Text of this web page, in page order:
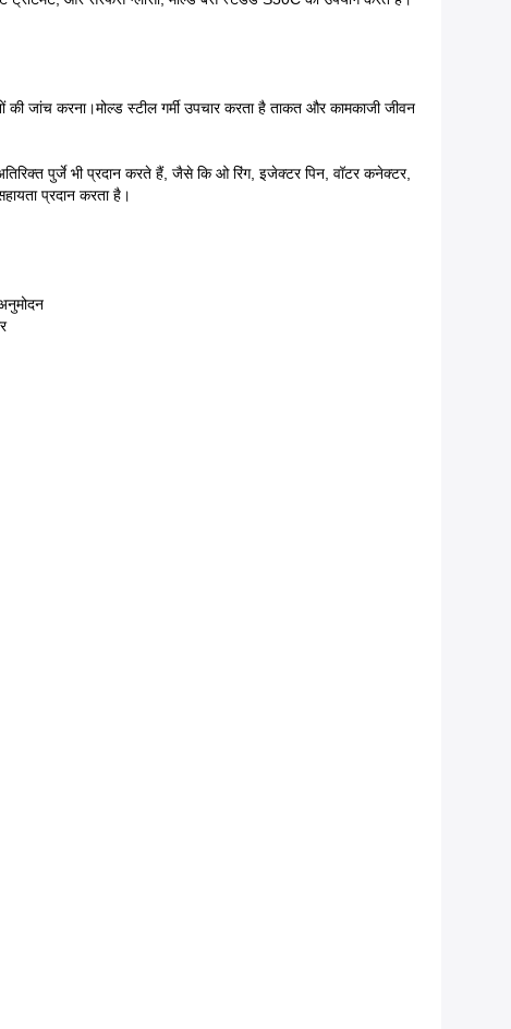
की जांच करना।मोल्ड स्टील गर्मी उपचार करता है ताकत और कामकाजी जीवन
पुर्जे भी प्रदान करते हैं, जैसे कि ओ रिंग, इजेक्टर पिन, वॉटर कनेक्टर,
प्रदान करता है।